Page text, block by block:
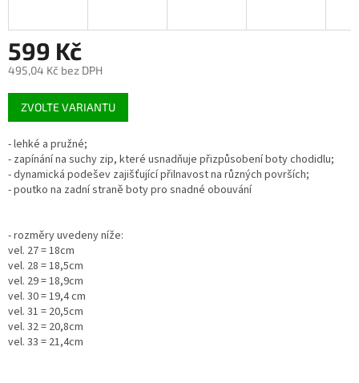
599 Kč
495,04 Kč bez DPH
Měrná
cena:
ZVOLTE VARIANTU
- lehké a pružné;
- zapínání na suchy zip, které usnadňuje přizpůsobení boty chodidlu;
- dynamická podešev zajišťující přilnavost na různých površích;
- poutko na zadní straně boty pro snadné obouvání
- rozměry uvedeny níže:
vel. 27 = 18cm
vel. 28 = 18,5cm
vel. 29 = 18,9cm
vel. 30 = 19,4 cm
vel. 31 = 20,5cm
vel. 32 = 20,8cm
vel. 33 = 21,4cm